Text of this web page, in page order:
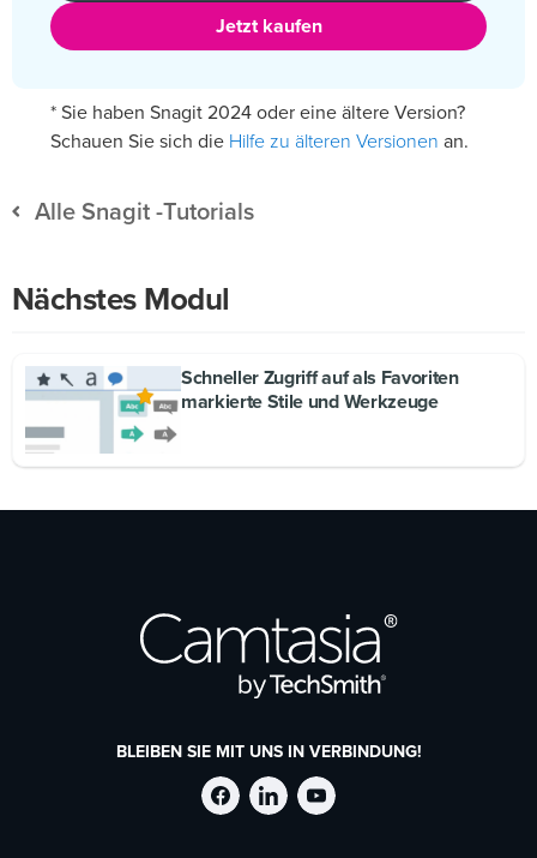
Jetzt kaufen
* Sie haben Snagit 2024 oder eine ältere Version?
Schauen Sie sich die Hilfe zu älteren Versionen an.
Alle Snagit -Tutorials
Nächstes Modul
Schneller Zugriff auf als Favoriten
markierte Stile und Werkzeuge
BLEIBEN SIE MIT UNS IN VERBINDUNG!
TechSmith
TechSmith
TechSmith